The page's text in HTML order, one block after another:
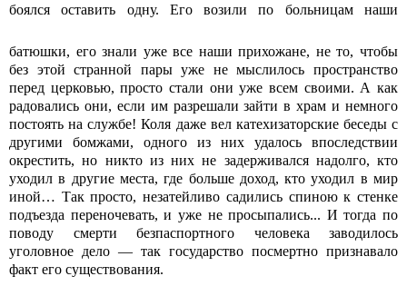
боялся оставить одну. Его возили по больницам наши
батюшки, его знали уже все наши прихожане, не то, чтобы
без этой странной пары уже не мыслилось пространство
перед церковью, просто стали они уже всем своими. А как
радовались они, если им разрешали зайти в храм и немного
постоять на службе! Коля даже вел катехизаторские беседы с
другими бомжами, одного из них удалось впоследствии
окрестить, но никто из них не задерживался надолго, кто
уходил в другие места, где больше доход, кто уходил в мир
иной… Так просто, незатейливо садились спиною к стенке
подъезда переночевать, и уже не просыпались... И тогда по
поводу смерти безпаспортного человека заводилось
уголовное дело — так государство посмертно признавало
факт его существования.